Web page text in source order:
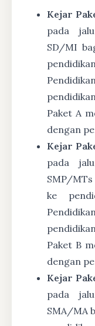
Kejar
pada
SD/MI
Paket A
dengan
Kejar
pada
SMP/
ke
Paket B
dengan
Kejar
pada
SMA/MA